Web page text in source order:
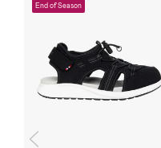
End of Season